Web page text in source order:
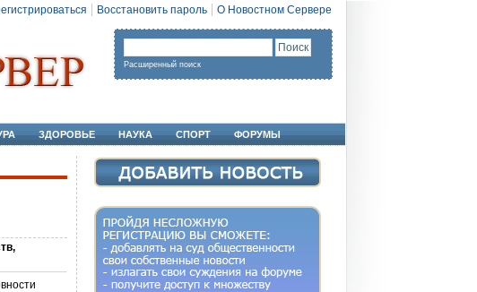
Восстановить пароль О Новостном Сервере
Расширенный поиск
ЗДОРОВЬЕ НАУКА СПОРТ ФОРУМЫ